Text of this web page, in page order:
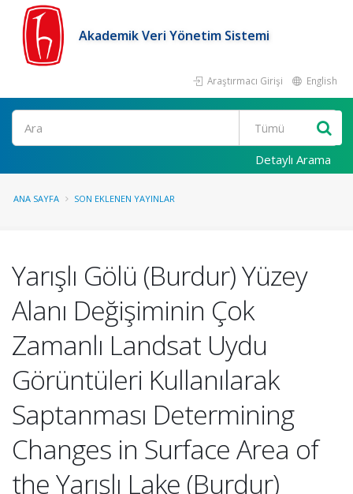
Akademik Veri Yönetim Sistemi
Araştırmacı Girişi English
Ara
Detaylı Arama
ANA SAYFA SON EKLENEN YAYINLAR
Yarışlı Gölü (Burdur) Yüzey
Alanı Değişiminin Çok
Zamanlı Landsat Uydu
Görüntüleri Kullanılarak
Saptanması Determining
Changes in Surface Area of
the Yarışlı Lake (Burdur)